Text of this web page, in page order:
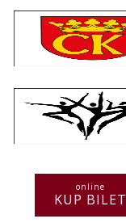
online
KUP BILET
Repertuar
Teatr / Zespół
Przestrzenie Sztuki